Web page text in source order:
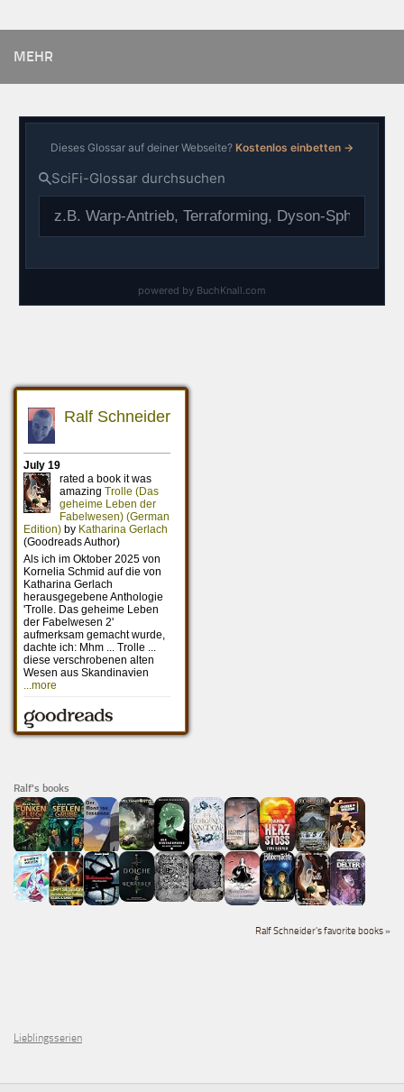
MEHR
Ralf's books
Ralf Schneider's favorite books »
Lieblingsserien